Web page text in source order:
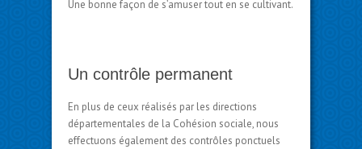
Une bonne façon de s’amuser tout en se cultivant.
Un contrôle permanent
En plus de ceux réalisés par les directions
départementales de la Cohésion sociale, nous
effectuons également des contrôles ponctuels